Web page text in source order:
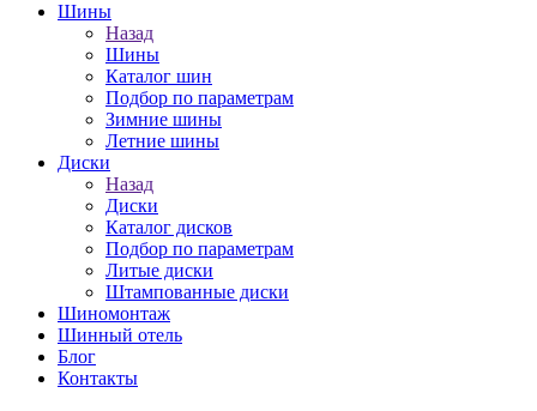
Шины
Назад
Шины
Каталог шин
Подбор по параметрам
Зимние шины
Летние шины
Диски
Назад
Диски
Каталог дисков
Подбор по параметрам
Литые диски
Штампованные диски
Шиномонтаж
Шинный отель
Блог
Контакты